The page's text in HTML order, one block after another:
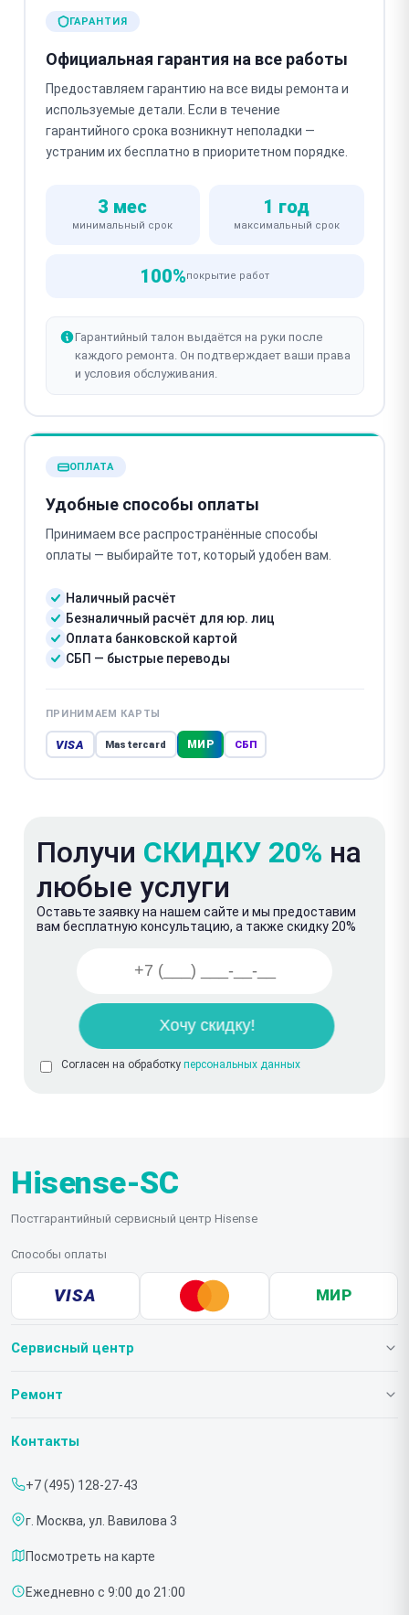
ГАРАНТИЯ
Официальная гарантия на все работы
Предоставляем гарантию на все виды ремонта и
используемые детали. Если в течение
гарантийного срока возникнут неполадки —
устраним их бесплатно в приоритетном порядке.
3 мес
минимальный срок
1 год
максимальный срок
100%покрытие работ
Гарантийный талон выдаётся на руки после
каждого ремонта. Он подтверждает ваши права
и условия обслуживания.
ОПЛАТА
Удобные способы оплаты
Принимаем все распространённые способы
оплаты — выбирайте тот, который удобен вам.
Наличный расчёт
Безналичный расчёт для юр. лиц
Оплата банковской картой
СБП — быстрые переводы
ПРИНИМАЕМ КАРТЫ
VISA Mastercard МИР СБП
Получи СКИДКУ 20% на
любые услуги
Оставьте заявку на нашем сайте и мы предоставим
вам бесплатную консультацию, а также скидку 20%
Согласен на обработку персональных данных
Hisense-SC
Постгарантийный сервисный центр Hisense
Способы оплаты
VISA МИР
Сервисный центр
О нашем сервисе
Срочный ремонт
Доставка и способы оплаты
Диагностика
Контакты
Ремонт
Телевизоров
Контакты
+7 (495) 128-27-43
г. Москва, ул. Вавилова 3
Посмотреть на карте
Ежедневно с 9:00 до 21:00